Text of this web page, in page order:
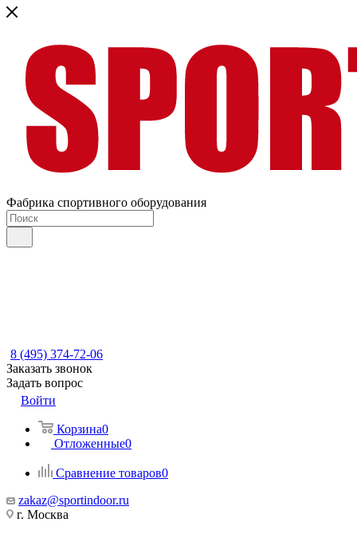
Фабрика спортивного оборудования
8 (495) 374-72-06
Заказать звонок
Задать вопрос
Войти
Корзина0
Отложенные0
Сравнение товаров0
zakaz@sportindoor.ru
г. Москва